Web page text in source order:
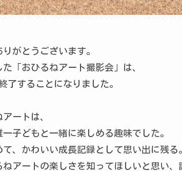
がとうございます。
「おひるねアート撮影会」は、
了することになりました。
ートは、
子どもと一緒に楽しめる趣味でした。
、かわいい成長記録として思い出に残る
アートの楽しさを知ってほしいと思い、